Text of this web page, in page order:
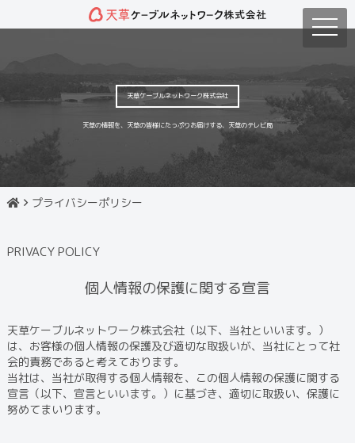
toggle
天草ケーブルネットワーク株式会社
天草の情報を、天草の皆様にたっぷりお届けする、天草のテレビ局
プライバシーポリシー
PRIVACY POLICY
個人情報の保護に関する宣言
天草ケーブルネットワーク株式会社（以下、当社といいます。）
は、お客様の個人情報の保護及び適切な取扱いが、当社にとって社
会的責務であると考えております。
当社は、当社が取得する個人情報を、この個人情報の保護に関する
宣言（以下、宣言といいます。）に基づき、適切に取扱い、保護に
努めてまいります。